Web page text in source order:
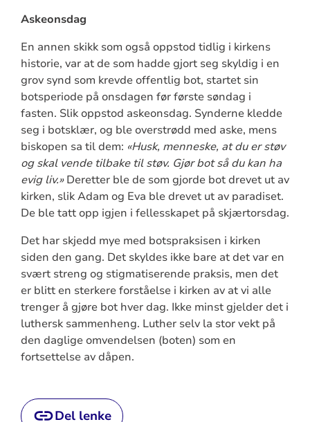
Askeonsdag
En annen skikk som også oppstod tidlig i kirkens
historie, var at de som hadde gjort seg skyldig i en
grov synd som krevde offentlig bot, startet sin
botsperiode på onsdagen før første søndag i
fasten. Slik oppstod askeonsdag. Synderne kledde
seg i botsklær, og ble overstrødd med aske, mens
biskopen sa til dem: «Husk, menneske, at du er støv
og skal vende tilbake til støv. Gjør bot så du kan ha
evig liv.»Deretter ble de som gjorde bot drevet ut av
kirken, slik Adam og Eva ble drevet ut av paradiset.
De ble tatt opp igjen i fellesskapet på skjærtorsdag.
Det har skjedd mye med botspraksisen i kirken
siden den gang. Det skyldes ikke bare at det var en
svært streng og stigmatiserende praksis, men det
er blitt en sterkere forståelse i kirken av at vi alle
trenger å gjøre bot hver dag. Ikke minst gjelder det i
luthersk sammenheng. Luther selv la stor vekt på
den daglige omvendelsen (boten) som en
fortsettelse av dåpen.
Del lenke